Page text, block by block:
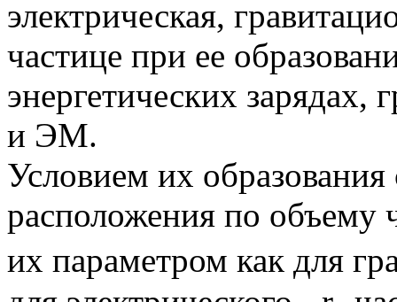
электрическая,
частице при ее
энергетических зарядах,
и ЭМ.
Условием их
расположения по объему
их параметром как для